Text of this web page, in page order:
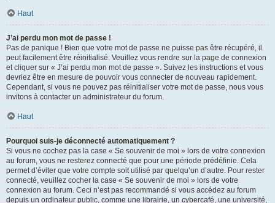
Haut
J’ai perdu mon mot de passe !
Pas de panique ! Bien que votre mot de passe ne puisse pas être récupéré, il
peut facilement être réinitialisé. Veuillez vous rendre sur la page de connexion
et cliquer sur « J’ai perdu mon mot de passe ». Suivez les instructions et vous
devriez être en mesure de pouvoir vous connecter de nouveau rapidement.
Cependant, si vous ne pouvez pas réinitialiser votre mot de passe, nous vous
invitons à contacter un administrateur du forum.
Haut
Pourquoi suis-je déconnecté automatiquement ?
Si vous ne cochez pas la case « Se souvenir de moi » lors de votre connexion
au forum, vous ne resterez connecté que pour une période prédéfinie. Cela
permet d’éviter que votre compte soit utilisé par quelqu’un d’autre. Pour rester
connecté, veuillez cocher la case « Se souvenir de moi » lors de votre
connexion au forum. Ceci n’est pas recommandé si vous accédez au forum
depuis un ordinateur public, comme une librairie, un cybercafé, une université,